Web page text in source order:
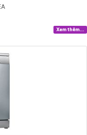
Xem thêm...